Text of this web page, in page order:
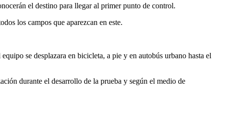
el destino para llegar al primer punto de control.
los campos que aparezcan en este.
se desplazara en bicicleta, a pie y en autobús urbano hasta el
durante el desarrollo de la prueba y según el medio de